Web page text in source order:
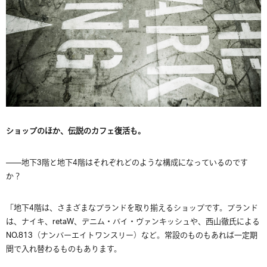
ショップのほか、伝説のカフェ復活も。
——地下3階と地下4階はそれぞれどのような構成になっているのです
か？
「地下4階は、さまざまなブランドを取り揃えるショップです。ブランド
は、ナイキ、retaW、デニム・バイ・ヴァンキッシュや、西山徹氏による
NO.813（ナンバーエイトワンスリー）など。常設のものもあれば一定期
間で入れ替わるものもあります。